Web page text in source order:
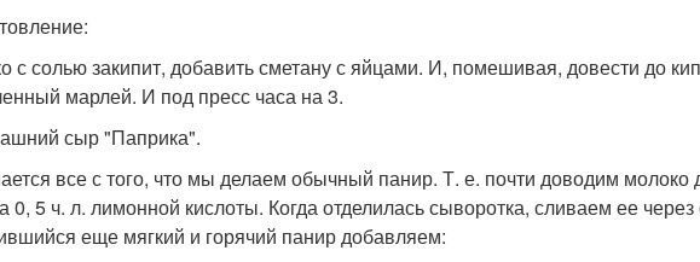
с солью закипит, добавить сметану с яйцами. И, помешивая, довести до
марлей. И под пресс часа на 3.
сыр "Паприка".
все с того, что мы делаем обычный панир. Т. е. почти доводим молоко
0, 5 ч. л. лимонной кислоты. Когда отделилась сыворотка, сливаем ее
еще мягкий и горячий панир добавляем: